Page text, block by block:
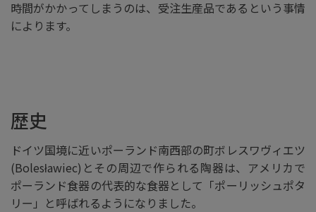
時間がかかってしまうのは、受注生産品であるという事情
によります。
歴史
ドイツ国境に近いポーランド南西部の町ボレスワヴィエツ
(Bolesławiec)とその周辺で作られる陶器は、アメリカで
ポーランド食器の代表的な食器として「ポーリッシュポタ
リー」と呼ばれるようになりました。